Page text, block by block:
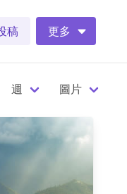
稿 更多
週 圖片